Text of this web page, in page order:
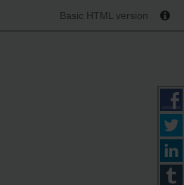
Basic HTML version